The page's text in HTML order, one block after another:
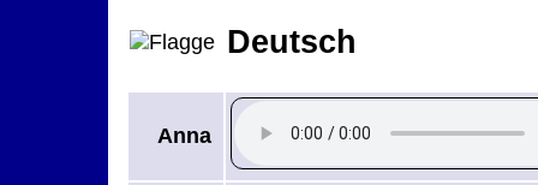
Deutsch
Anna